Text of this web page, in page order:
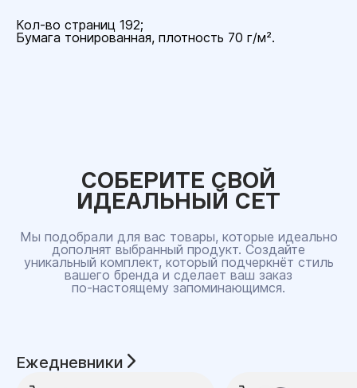
Кол-во страниц 192;
Бумага тонированная, плотность 70 г/м².
СОБЕРИТЕ СВОЙ
ИДЕАЛЬНЫЙ СЕТ
Мы подобрали для вас товары, которые идеально
дополнят выбранный продукт. Создайте
уникальный комплект, который подчеркнёт стиль
вашего бренда и сделает ваш заказ
по‑настоящему запоминающимся.
Ежедневники